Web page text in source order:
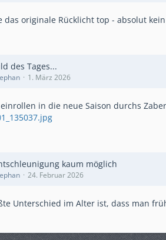
das originale Rücklicht top - absolut
des Tages...
1. März 2026
in die neue Saison durchs
kaum möglich
24. Februar 2026
Unterschied im Alter ist, dass man